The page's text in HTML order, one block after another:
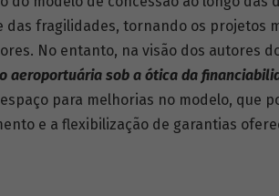
das fragilidades, tornando os projetos
No entanto, na visão dos autores
aeroportuária sob a ótica da
para melhorias no modelo, que
e a flexibilização de garantias